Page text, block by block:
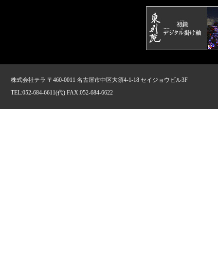
株式会社テラ 〒460-0011 名古屋市中区大須4-1-18 セイジョウビル3F
TEL:052-684-6611(代) FAX:052-684-6622